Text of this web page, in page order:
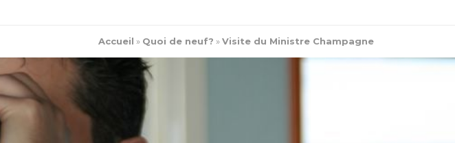
Accueil » Quoi de neuf? »Visite du Ministre Champagne